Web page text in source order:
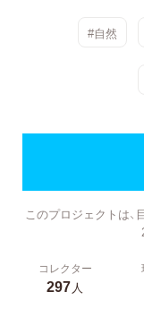
#自然
このプロジェクトは、
コレクター
297人